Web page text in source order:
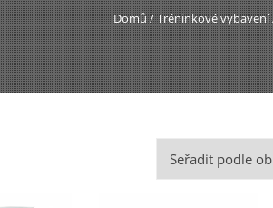
Domů/Tréninkové vybavení